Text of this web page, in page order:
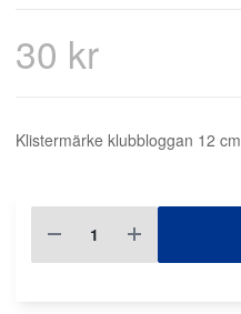
30 kr
Klistermärke klubbloggan 12 cm